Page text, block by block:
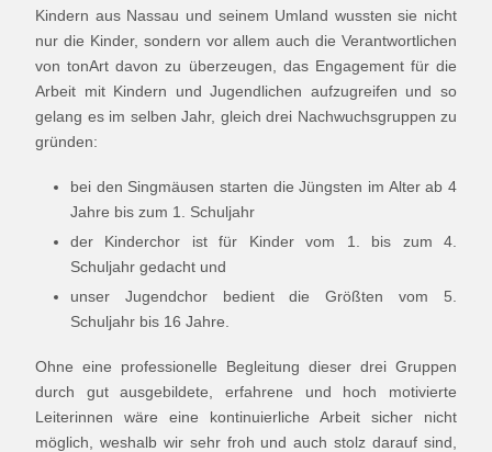
Kindern aus Nassau und seinem Umland wussten sie nicht
nur die Kinder, sondern vor allem auch die Verantwortlichen
von tonArt davon zu überzeugen, das Engagement für die
Arbeit mit Kindern und Jugendlichen aufzugreifen und so
gelang es im selben Jahr, gleich drei Nachwuchsgruppen zu
gründen:
bei den Singmäusen starten die Jüngsten im Alter ab 4
Jahre bis zum 1. Schuljahr
der Kinderchor ist für Kinder vom 1. bis zum 4.
Schuljahr gedacht und
unser Jugendchor bedient die Größten vom 5.
Schuljahr bis 16 Jahre.
Ohne eine professionelle Begleitung dieser drei Gruppen
durch gut ausgebildete, erfahrene und hoch motivierte
Leiterinnen wäre eine kontinuierliche Arbeit sicher nicht
möglich, weshalb wir sehr froh und auch stolz darauf sind,